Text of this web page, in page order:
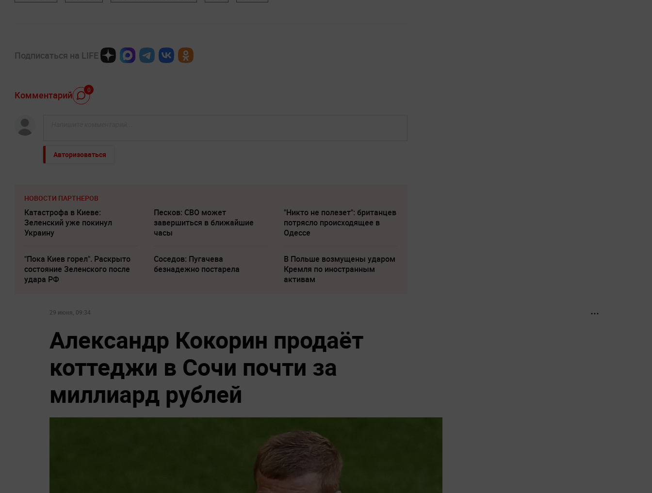
Подписаться на LIFE
Комментарий 0
Авторизоваться
НОВОСТИ ПАРТНЕРОВ
Катастрофа в Киеве:
Зеленский уже покинул
Украину
Песков: СВО может
завершиться в ближайшие
часы
"Никто не полезет": британцев
потрясло происходящее в
Одессе
"Пока Киев горел". Раскрыто
состояние Зеленского после
удара РФ
Соседов: Пугачева
безнадежно постарела
В Польше возмущены ударом
Кремля по иностранным
активам
29 июня, 09:34
Александр Кокорин продаёт
коттеджи в Сочи почти за
миллиард рублей